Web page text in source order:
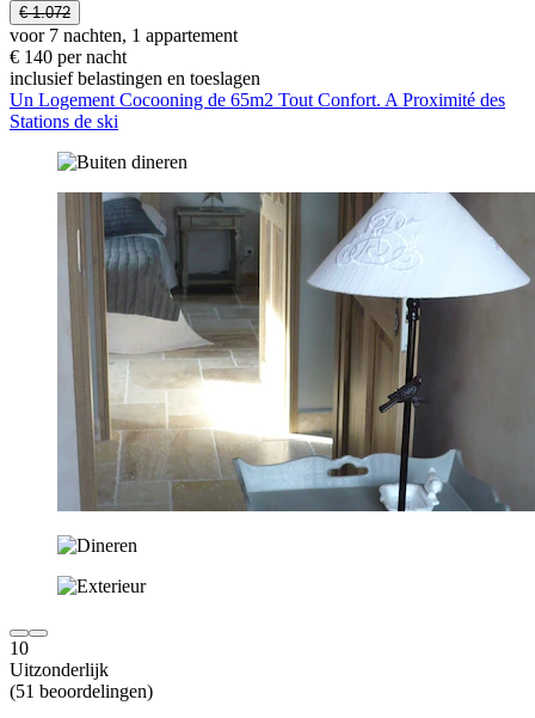
€ 1.072
voor 7 nachten, 1 appartement
€ 140 per nacht
inclusief belastingen en toeslagen
Un Logement Cocooning de 65m2 Tout Confort. A Proximité des
Stations de ski
10
Uitzonderlijk
(51 beoordelingen)